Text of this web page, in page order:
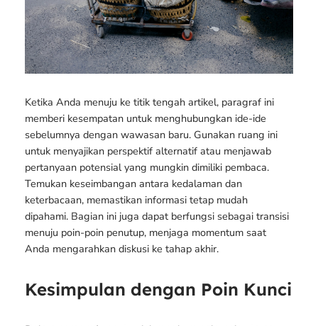
Ketika Anda menuju ke titik tengah artikel, paragraf ini
memberi kesempatan untuk menghubungkan ide-ide
sebelumnya dengan wawasan baru. Gunakan ruang ini
untuk menyajikan perspektif alternatif atau menjawab
pertanyaan potensial yang mungkin dimiliki pembaca.
Temukan keseimbangan antara kedalaman dan
keterbacaan, memastikan informasi tetap mudah
dipahami. Bagian ini juga dapat berfungsi sebagai transisi
menuju poin-poin penutup, menjaga momentum saat
Anda mengarahkan diskusi ke tahap akhir.
Kesimpulan dengan Poin Kunci